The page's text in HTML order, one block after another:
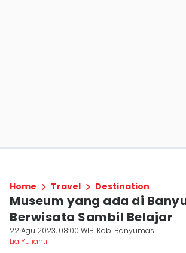
Home Travel Destination
Museum yang ada di
Berwisata Sambil Belajar
22 Agu 2023, 08:00 WIB Kab. Banyumas
Lia Yulianti